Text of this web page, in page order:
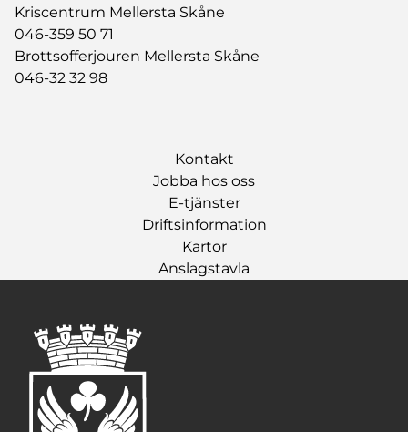
Kriscentrum Mellersta Skåne
046-359 50 71
Brottsofferjouren Mellersta Skåne
046-32 32 98
Kontakt
Jobba hos oss
E-tjänster
Driftsinformation
Kartor
Anslagstavla